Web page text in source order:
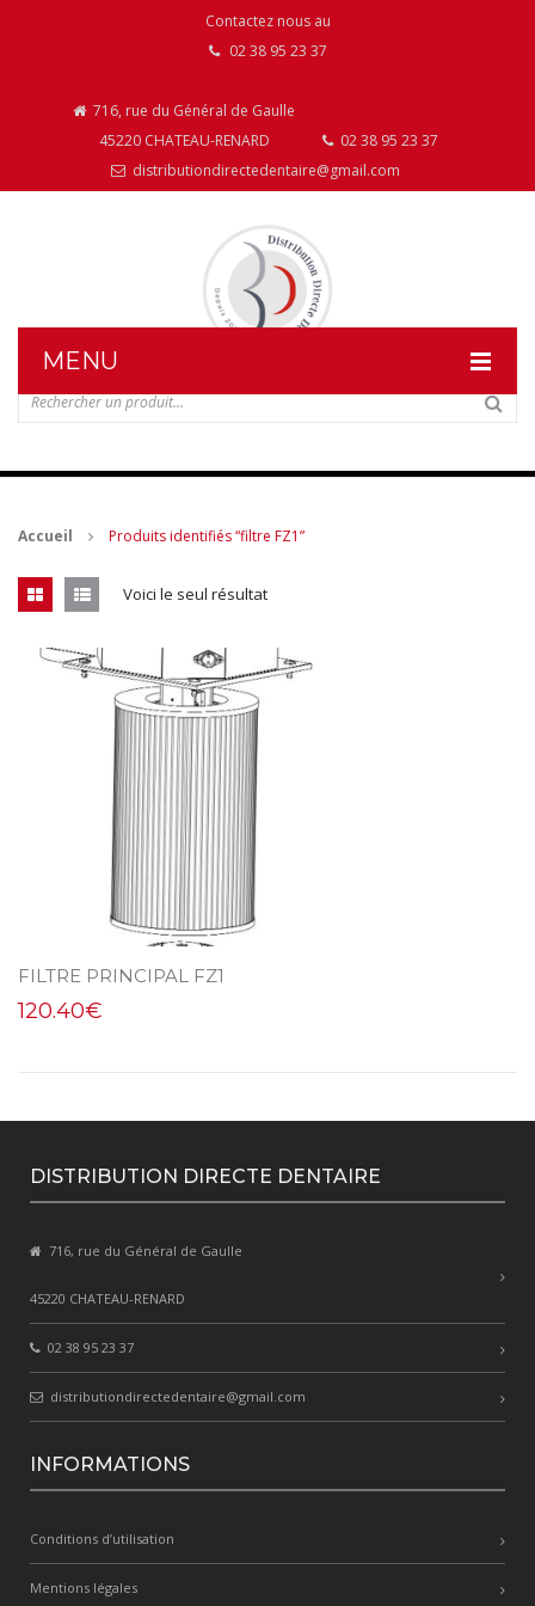
Contactez nous au
02 38 95 23 37
716, rue du Général de Gaulle
45220 CHATEAU-RENARD
02 38 95 23 37
distributiondirectedentaire@gmail.com
MENU
NOS PRODUITS
MES ACHATS
Mon Panier
Mon compte
Accueil Produits identifiés “filtre FZ1”
Voici le seul résultat
FILTRE PRINCIPAL FZ1
120.40€
DISTRIBUTION DIRECTE DENTAIRE
716, rue du Général de Gaulle
45220 CHATEAU-RENARD
02 38 95 23 37
distributiondirectedentaire@gmail.com
INFORMATIONS
Conditions d’utilisation
Mentions légales